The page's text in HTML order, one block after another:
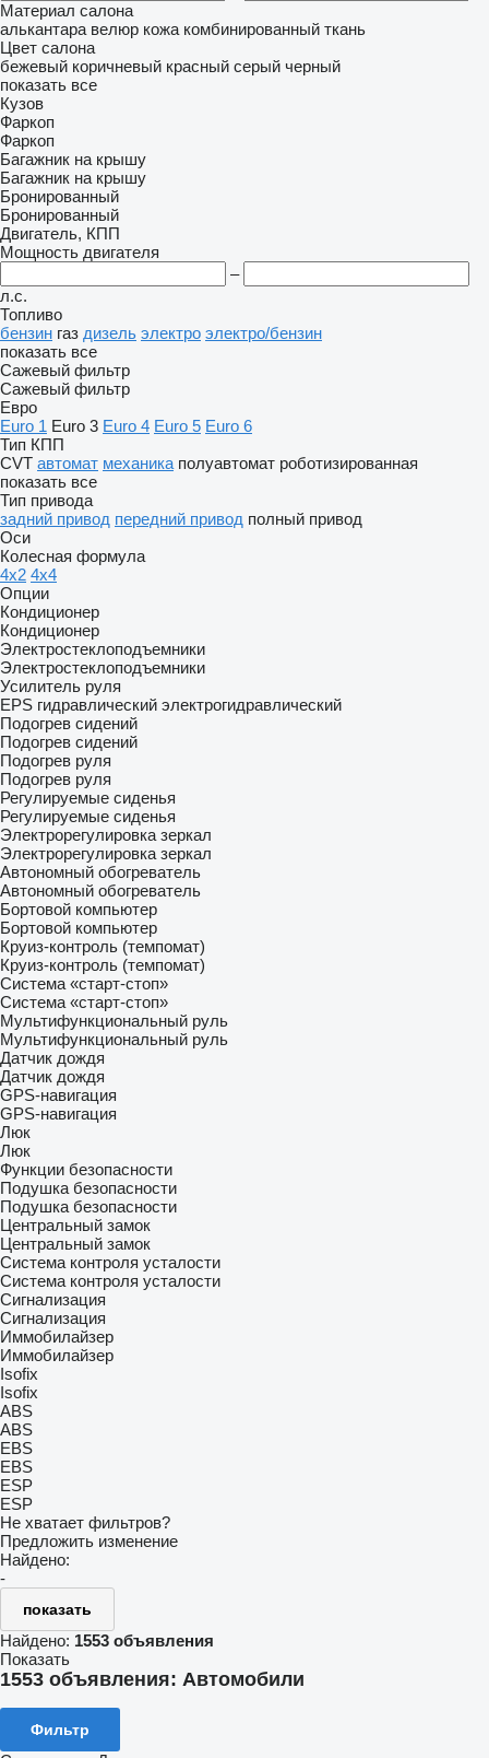
Материал салона
алькантара велюр кожа комбинированный ткань
Цвет салона
бежевый коричневый красный серый черный
показать все
Кузов
Фаркоп
Фаркоп
Багажник на крышу
Багажник на крышу
Бронированный
Бронированный
Двигатель, КПП
Мощность двигателя
–
л.с.
Топливо
бензин газ дизель электро электро/бензин
показать все
Сажевый фильтр
Сажевый фильтр
Евро
Euro 1 Euro 3 Euro 4 Euro 5 Euro 6
Тип КПП
CVT автомат механика полуавтомат роботизированная
показать все
Тип привода
задний привод передний привод полный привод
Оси
Колесная формула
4x2 4x4
Опции
Кондиционер
Кондиционер
Электростеклоподъемники
Электростеклоподъемники
Усилитель руля
EPS гидравлический электрогидравлический
Подогрев сидений
Подогрев сидений
Подогрев руля
Подогрев руля
Регулируемые сиденья
Регулируемые сиденья
Электрорегулировка зеркал
Электрорегулировка зеркал
Автономный обогреватель
Автономный обогреватель
Бортовой компьютер
Бортовой компьютер
Круиз-контроль (темпомат)
Круиз-контроль (темпомат)
Система «старт-стоп»
Система «старт-стоп»
Мультифункциональный руль
Мультифункциональный руль
Датчик дождя
Датчик дождя
GPS-навигация
GPS-навигация
Люк
Люк
Функции безопасности
Подушка безопасности
Подушка безопасности
Центральный замок
Центральный замок
Система контроля усталости
Система контроля усталости
Сигнализация
Сигнализация
Иммобилайзер
Иммобилайзер
Isofix
Isofix
ABS
ABS
EBS
EBS
ESP
ESP
Не хватает фильтров?
Предложить изменение
Найдено:
-
показать
Найдено: 1553 объявления
Показать
1553 объявления: Автомобили
Фильтр